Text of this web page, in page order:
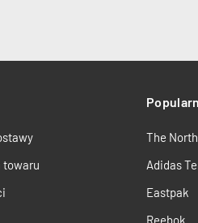
towaru
The
Adidas
Eastpak
Reebok